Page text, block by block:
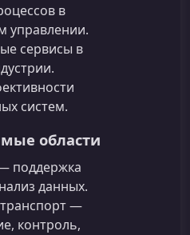
в
управлении.
сервисы в
систем.
области
поддержка
данных.
—
контроль,